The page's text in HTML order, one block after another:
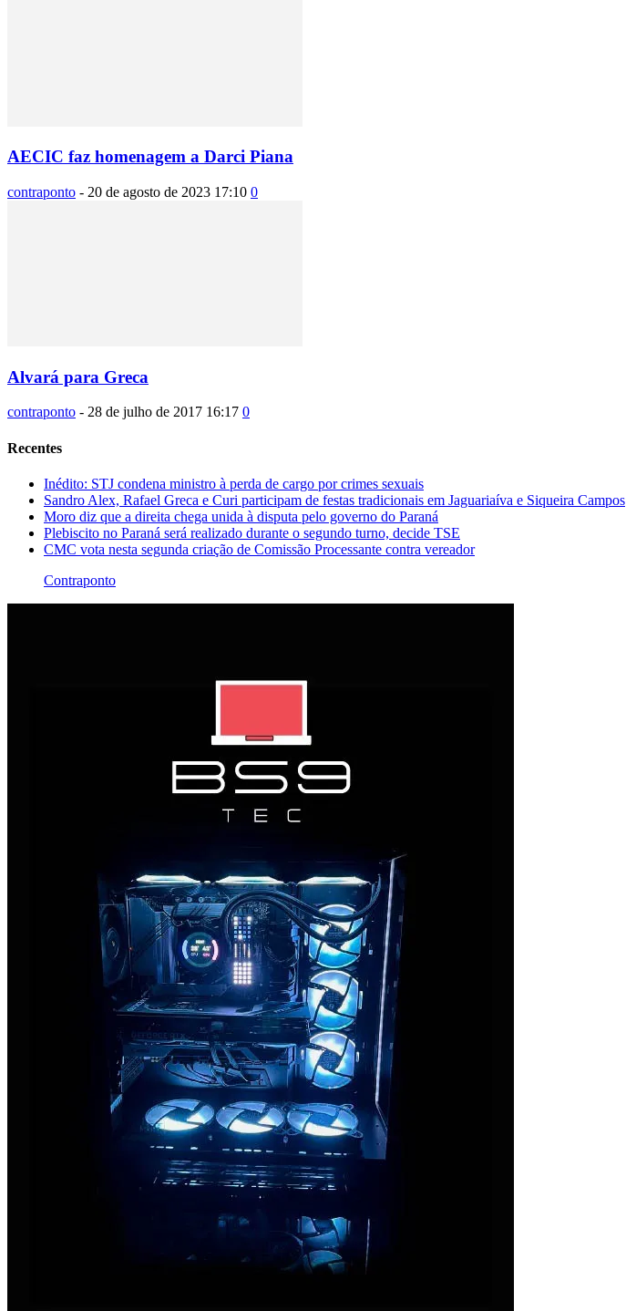
AECIC faz homenagem a Darci Piana
contraponto - 20 de agosto de 2023 17:10 0
Alvará para Greca
contraponto - 28 de julho de 2017 16:17 0
Recentes
Inédito: STJ condena ministro à perda de cargo por crimes sexuais
Sandro Alex, Rafael Greca e Curi participam de festas tradicionais em Jaguariaíva e Siqueira Campos
Moro diz que a direita chega unida à disputa pelo governo do Paraná
Plebiscito no Paraná será realizado durante o segundo turno, decide TSE
CMC vota nesta segunda criação de Comissão Processante contra vereador
Contraponto